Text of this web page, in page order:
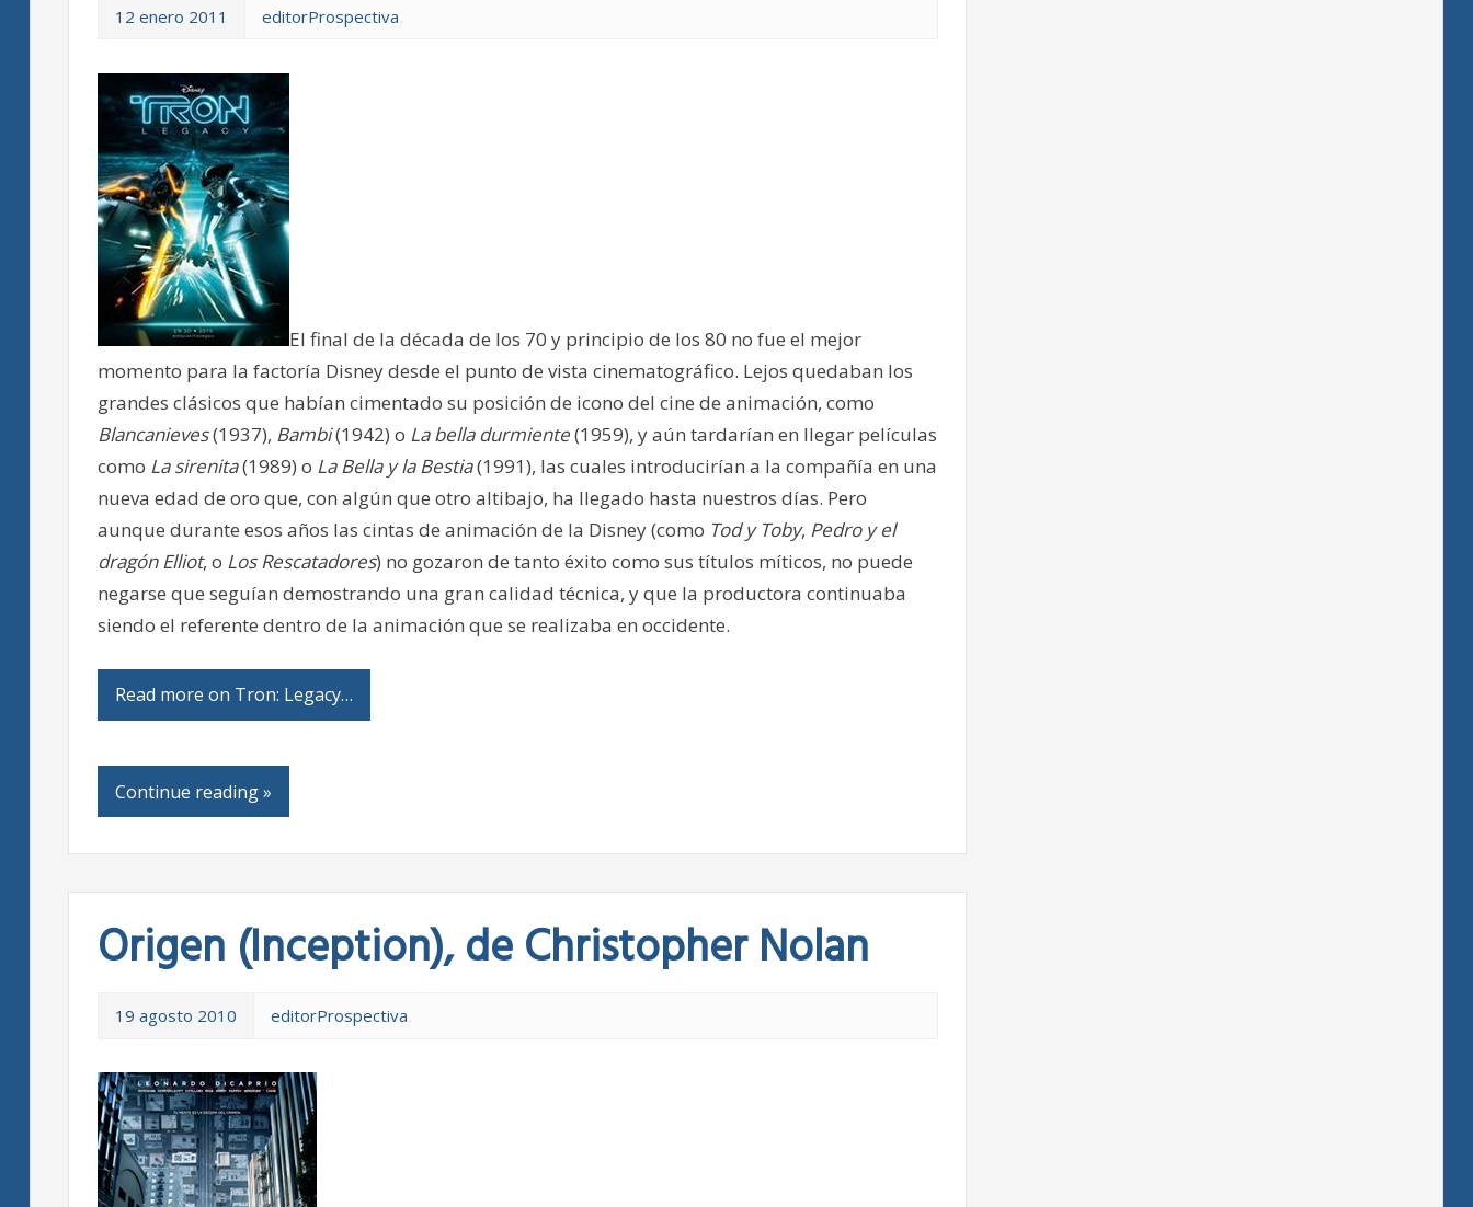
12 enero 2011 editorProspectiva
El final de la década de los 70 y principio de los 80 no fue el mejor
momento para la factoría Disney desde el punto de vista cinematográfico. Lejos quedaban los
grandes clásicos que habían cimentado su posición de icono del cine de animación, como
Blancanieves(1937), Bambi(1942) o La bella durmiente(1959), y aún tardarían en llegar películas
como La sirenita(1989) o La Bella y la Bestia(1991), las cuales introducirían a la compañía en una
nueva edad de oro que, con algún que otro altibajo, ha llegado hasta nuestros días. Pero
aunque durante esos años las cintas de animación de la Disney (como Tod y Toby, Pedro y el
dragón Elliot, o Los Rescatadores) no gozaron de tanto éxito como sus títulos míticos, no puede
negarse que seguían demostrando una gran calidad técnica, y que la productora continuaba
siendo el referente dentro de la animación que se realizaba en occidente.
Read more on Tron: Legacy…
Continue reading »
Origen (Inception), de Christopher Nolan
19 agosto 2010 editorProspectiva